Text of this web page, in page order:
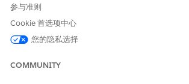
将其他税务识别详细信息添加到开单简档布
税务识别号
税务识别详细信息
免税状态
参与准则
Cookie 首选项中心
您的隐私选择
COMMUNITY